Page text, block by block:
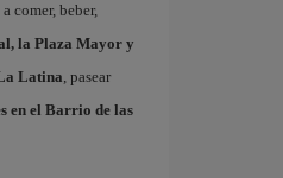
comer, beber,
la Plaza Mayor y
Latina, pasear
en el Barrio de las